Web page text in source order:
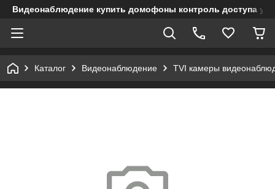
Видеонаблюдение купить домофоны контроль доступа
Каталог Видеонаблюдение TVI камеры